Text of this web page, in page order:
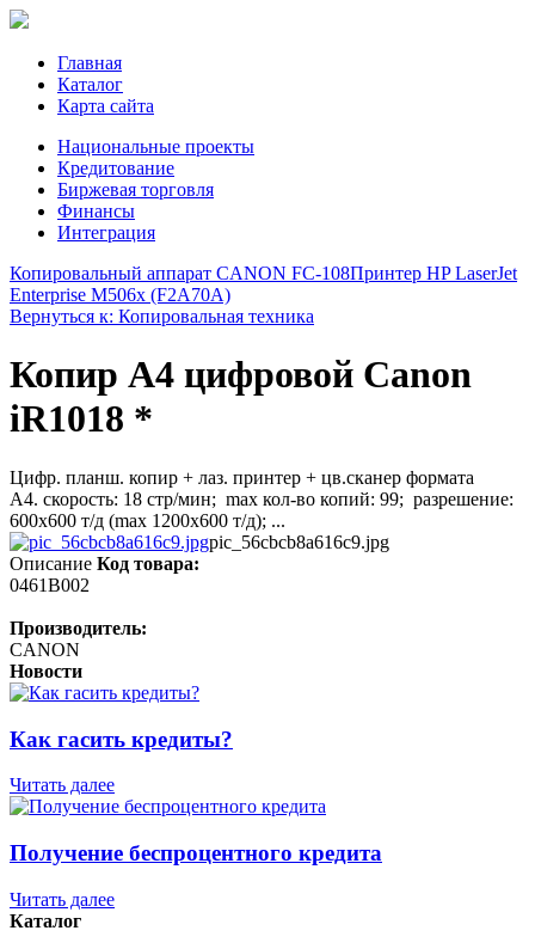
Главная
Каталог
Карта сайта
Национальные проекты
Кредитование
Биржевая торговля
Финансы
Интеграция
Копировальный аппарат CANON FC-108Принтер HP LaserJet
Enterprise M506x (F2A70A)
Вернуться к: Копировальная техника
Копир А4 цифровой Canon
iR1018 *
Цифр. планш. копир + лаз. принтер + цв.сканер формата
А4. скорость: 18 стр/мин; max кол-во копий: 99; разрешение:
600х600 т/д (max 1200x600 т/д); ...
pic_56cbcb8a616c9.jpg
Описание Код товара:
0461B002
Производитель:
CANON
Новости
Как гасить кредиты?
Читать далее
Получение беспроцентного кредита
Читать далее
Каталог